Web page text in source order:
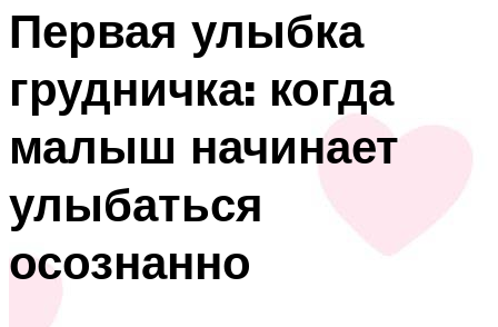
Первая улыбка
грудничка: когда
малыш начинает
улыбаться
осознанно